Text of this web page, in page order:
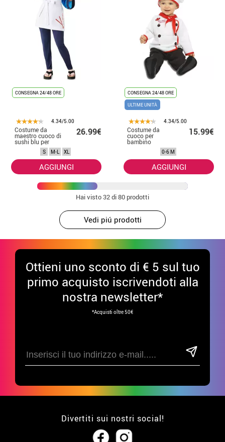
CONSEGNA 24/48 ORE
4.34/5.00
Costume da
maestro cuoco di
sushi blu per
26.99€
S M-L XL
AGGIUNGI
CONSEGNA 24/48 ORE
ULTIME UNITÀ
4.34/5.00
Costume da
cuoco per
bambino
15.99€
0-6 M
AGGIUNGI
Hai visto32di 80 prodotti
Vedi piú prodotti
Ottieni uno sconto di € 5 sul tuo
primo acquisto iscrivendoti alla
nostra newsletter*
*Acquisti oltre 50€
Divertiti sui nostri social!